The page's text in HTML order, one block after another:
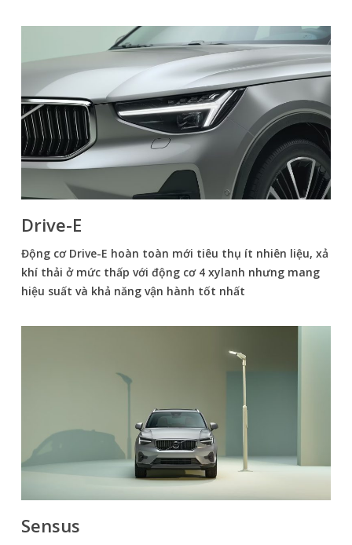
Drive-E
Động cơ Drive-E hoàn toàn mới tiêu thụ ít nhiên liệu, xả
khí thải ở mức thấp với động cơ 4 xylanh nhưng mang
hiệu suất và khả năng vận hành tốt nhất
Sensus